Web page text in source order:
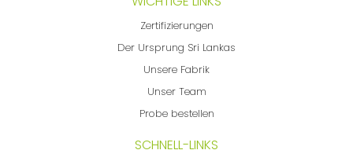
Zertifizierungen
Der Ursprung Sri Lankas
Unsere Fabrik
Unser Team
Probe bestellen
SCHNELL-LINKS